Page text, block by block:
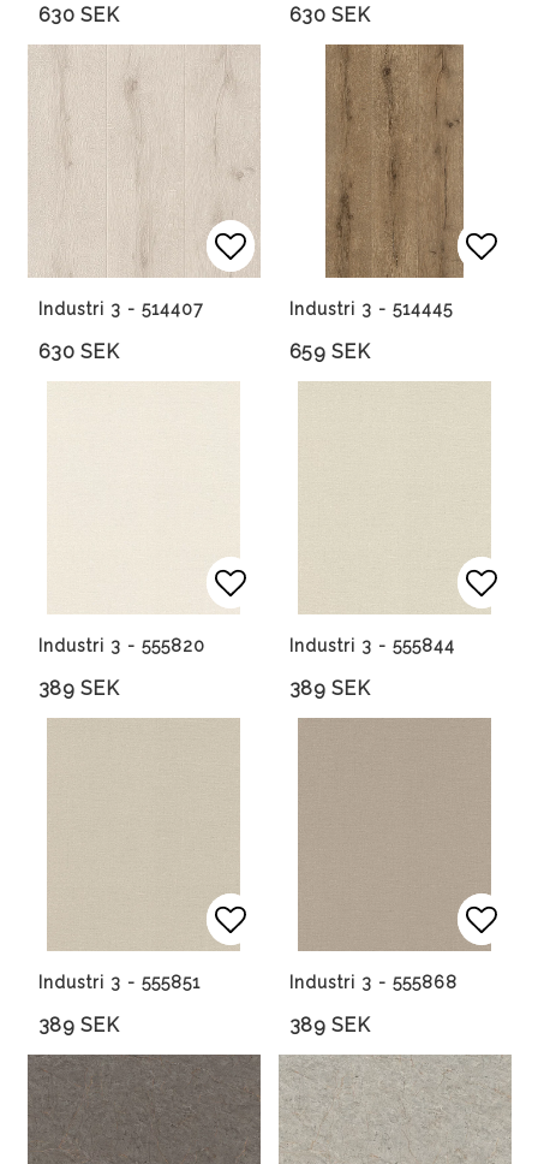
630 SEK 630 SEK
Lägg till i favoritlistan
Lägg till i favoritlistan
Industri 3 - 514407
630 SEK
Industri 3 - 514445
659 SEK
Lägg till i favoritlistan
Lägg till i favoritlistan
Industri 3 - 555820
389 SEK
Industri 3 - 555844
389 SEK
Lägg till i favoritlistan
Lägg till i favoritlistan
Industri 3 - 555851
389 SEK
Industri 3 - 555868
389 SEK